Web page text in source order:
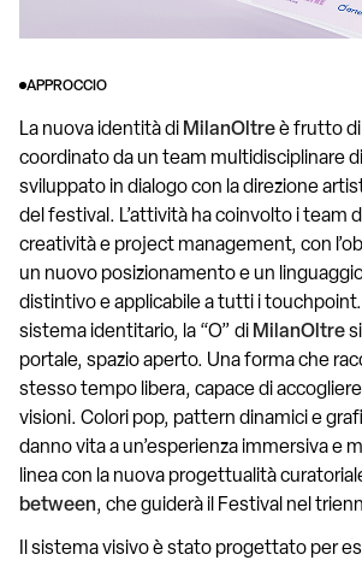
APPROCCIO
La nuova identità di MilanOltreè frutto
coordinato da un team multidisciplinare di
sviluppato in dialogo con la direzione
del festival. L’attività ha coinvolto i team
creatività e project management, con
un nuovo posizionamento e un
distintivo e applicabile a tutti i
sistema identitario, la “O” di MilanOltre
portale, spazio aperto. Una forma che
stesso tempo libera, capace di
visioni. Colori pop, pattern dinamici e
danno vita a un’esperienza immersiva e
linea con la nuova progettualità
between, che guiderà il Festival nel
Il sistema visivo è stato progettato per